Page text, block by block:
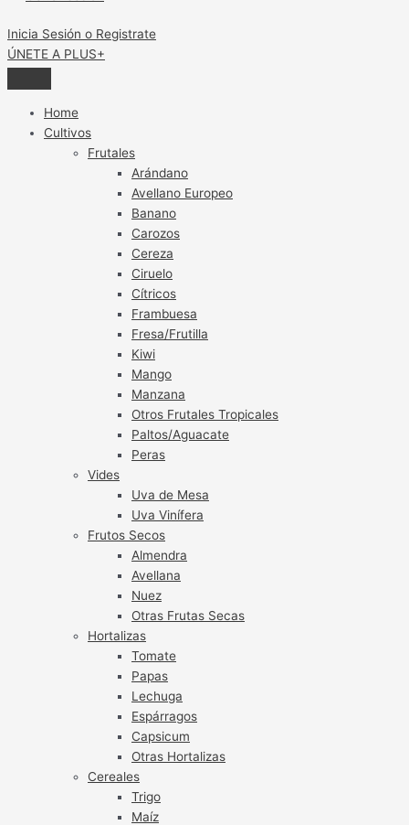
Inicia Sesión o Registrate
ÚNETE A PLUS+
Home
Cultivos
Frutales
Arándano
Avellano Europeo
Banano
Carozos
Cereza
Ciruelo
Cítricos
Frambuesa
Fresa/Frutilla
Kiwi
Mango
Manzana
Otros Frutales Tropicales
Paltos/Aguacate
Peras
Vides
Uva de Mesa
Uva Vinífera
Frutos Secos
Almendra
Avellana
Nuez
Otras Frutas Secas
Hortalizas
Tomate
Papas
Lechuga
Espárragos
Capsicum
Otras Hortalizas
Cereales
Trigo
Maíz